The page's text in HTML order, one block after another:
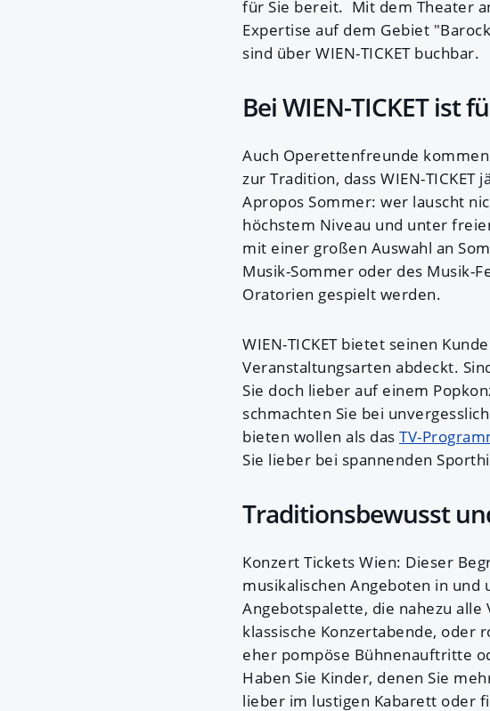
für Sie bereit. Mit dem Theater
Expertise auf dem Gebiet
sind über WIEN-TICKET buchbar.
Bei WIEN-TICKET ist
Auch Operettenfreunde
zur Tradition, dass WIEN-
Apropos Sommer: wer lauscht
höchstem Niveau und unter
mit einer großen Auswahl an
Musik-Sommer oder des Musik-
Oratorien gespielt werden.
WIEN-TICKET bietet seinen
Veranstaltungsarten abdeckt.
Sie doch lieber auf einem
schmachten Sie bei
bieten wollen als das TV-
Sie lieber bei spannenden
Traditionsbewusst
Konzert Tickets Wien: Dieser
musikalischen Angeboten in und
Angebotspalette, die nahezu
klassische Konzertabende, oder
eher pompöse Bühnenauftritte
Haben Sie Kinder, denen Sie
lieber im lustigen Kabarett oder